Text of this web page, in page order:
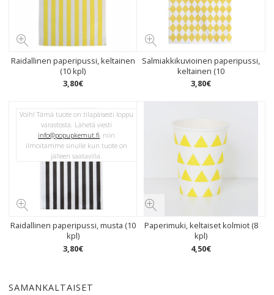
Raidallinen paperipussi, keltainen
(10 kpl)
3,80€
Salmiakkikuvioinen paperipussi,
keltainen (10
3,80€
Raidallinen paperipussi, musta (10
kpl)
3,80€
Voih! Tämä tuote on tilapäisesti loppu
varastosta. Lähetä viesti
info@popupkemut.fi, niin
ilmoitamme sinulle kun tuote on
jälleen saatavilla.
Paperimuki, keltaiset kolmiot (8
kpl)
4,50€
SAMANKALTAISET